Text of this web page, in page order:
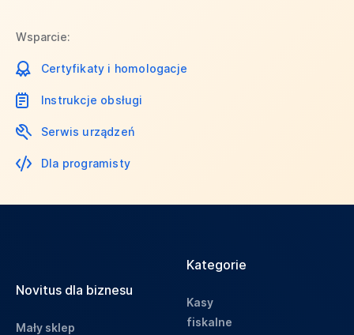
Wsparcie:
Certyfikaty i homologacje
Instrukcje obsługi
Serwis urządzeń
Dla programisty
Novitus dla biznesu
Mały sklep
Kategorie
Kasy
fiskalne